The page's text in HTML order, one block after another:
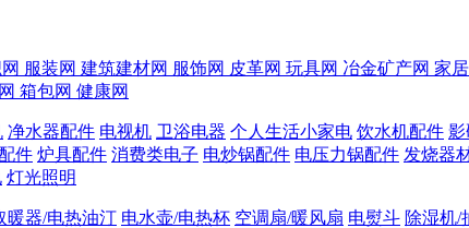
服装网 建筑建材网 服饰网 皮革网 玩具网 冶金矿产网 家
箱包网 健康网
净水器配件 电视机 卫浴电器 个人生活小家电 饮水机配件 影
件 炉具配件 消费类电子 电炒锅配件 电压力锅配件 发烧器
灯光照明
暖器/电热油汀 电水壶/电热杯 空调扇/暖风扇 电熨斗 除湿机/